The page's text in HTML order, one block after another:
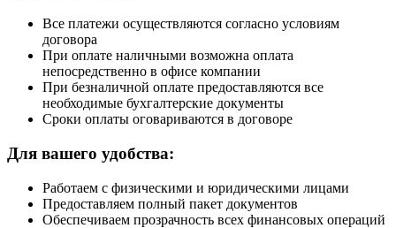
Все платежи осуществляются согласно условиям
договора
При оплате наличными возможна оплата
непосредственно в офисе компании
При безналичной оплате предоставляются все
необходимые бухгалтерские документы
Сроки оплаты оговариваются в договоре
Для вашего удобства:
Работаем с физическими и юридическими лицами
Предоставляем полный пакет документов
Обеспечиваем прозрачность всех финансовых операций